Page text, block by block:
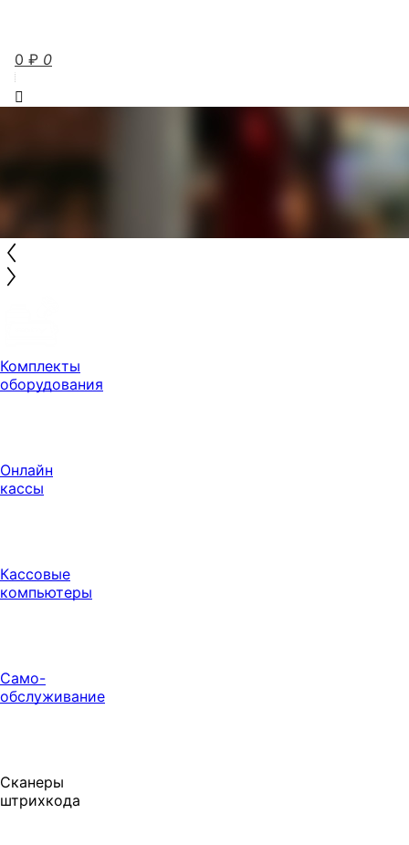
0 ₽ 0
Комплекты
оборудования
Онлайн
кассы
Кассовые
компьютеры
Само-
обслуживание
Сканеры
штрихкода